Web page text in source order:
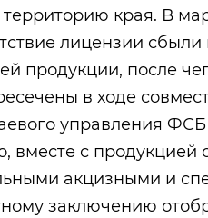
края. В
лицензии
продукции, после
в ходе
управления
вместе с продукцией
акцизными и
заключению